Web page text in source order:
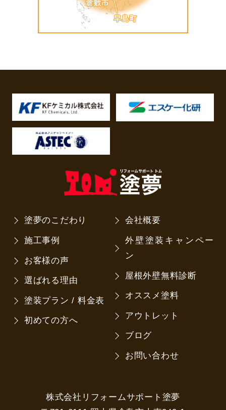
塗夢のこだわり
施工事例
お客様の声
選ばれる理由
塗装プラン / 料金表
初めての方へ
会社概要
外壁塗装キャンペー
ン
屋根外壁無料診断
オススメ塗料
アウトレット
ブログ
お問い合わせ
株式会社リフォームサポート塗夢